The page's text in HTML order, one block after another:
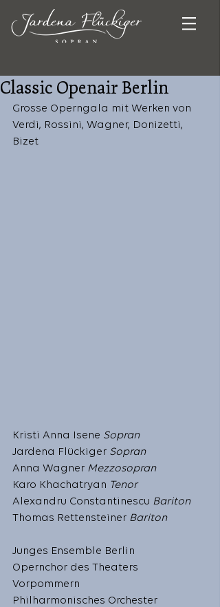
Classic Openair Berlin
Grosse Operngala mit Werken von
Verdi, Rossini, Wagner, Donizetti,
Bizet
Kristi Anna Isene Sopran
Jardena Flückiger Sopran
Anna Wagner Mezzosopran
Karo Khachatryan Tenor
Alexandru Constantinescu Bariton
Thomas Rettensteiner Bariton
Junges Ensemble Berlin
Opernchor des Theaters
Vorpommern
Philharmonisches Orchester